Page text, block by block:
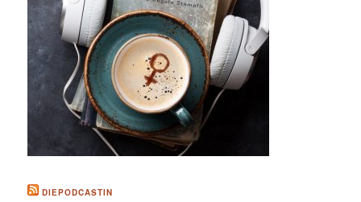
DIEPODCASTIN